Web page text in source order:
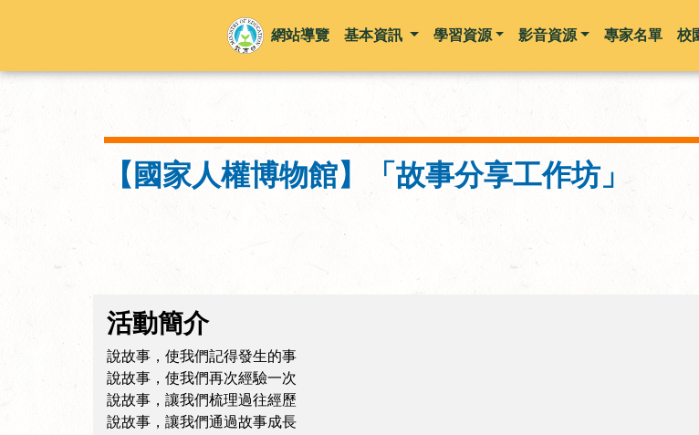
跳到主要內容
網站導覽 基本資訊 學習資源 影音資源 專家名單 校
【國家人權博物館】「故事分享工作坊」
活動簡介
說故事，使我們記得發生的事
說故事，使我們再次經驗一次
說故事，讓我們梳理過往經歷
說故事，讓我們通過故事成長